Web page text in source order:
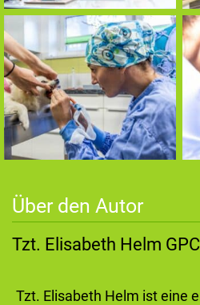
Über den Autor
Tzt. Elisabeth Helm
Tzt. Elisabeth Helm ist eine